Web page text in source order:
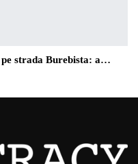
strada Burebista: a…